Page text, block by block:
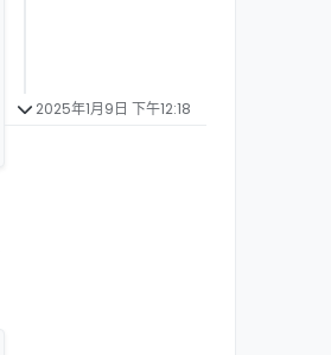
2025年1月9日 下午12:18